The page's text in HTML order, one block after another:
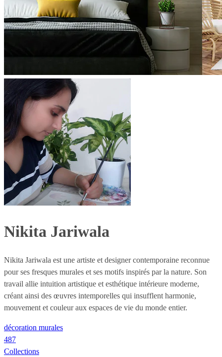
Nikita Jariwala
Nikita Jariwala est une artiste et designer contemporaine reconnue
pour ses fresques murales et ses motifs inspirés par la nature. Son
travail allie intuition artistique et esthétique intérieure moderne,
créant ainsi des œuvres intemporelles qui insufflent harmonie,
mouvement et couleur aux espaces de vie du monde entier.
décoration murales
487
Collections